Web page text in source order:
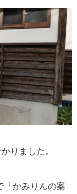
りました。
「かみりんの案